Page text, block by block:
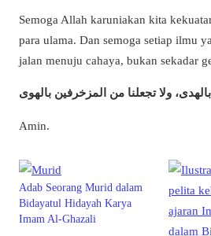
Semoga Allah karuniakan kita
para ulama. Dan semoga setiap ilmu
jalan menuju cahaya, bukan sekadar
Amin.
Adab Seorang Murid dalam
Bidayatul Hidayah Karya
Imam Al-Ghazali